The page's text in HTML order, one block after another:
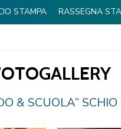
STAMPA RASSEGNA
& SCUOLA”